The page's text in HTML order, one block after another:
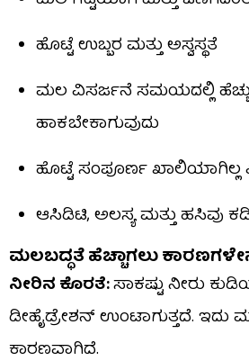
ಹೊಟ್ಟೆ ಉಬ್ಬರ ಮತ್ತು ಅಸ್ವಸ್ಥತೆ
ಮಲ ವಿಸರ್ಜನೆ ಸಮಯದಲ್ಲಿ ಹೆಚ್ಚು
ಹಾಕಬೇಕಾಗುವುದು
ಹೊಟ್ಟೆ ಸಂಪೂರ್ಣ
ಆಸಿಡಿಟಿ, ಅಲಸ್ಯ ಮತ್ತು ಹಸಿವು
ಮಲಬದ್ಧತೆ ಹೆಚ್ಚಾಗಲು
ನೀರಿನ ಕೊರತೆ:ಸಾಕಷ್ಟು ನೀರು
ಡೀಹೈಡ್ರೇಶನ್ ಉಂಟಾಗುತ್ತದೆ. ಇದು
ಕಾರಣವಾಗಿದೆ.